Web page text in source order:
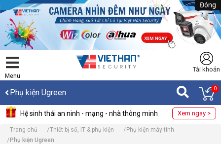
Đóng
Menu
Tài khoản
Phụ kiện Ugreen 0
Hệ sinh thái an ninh - mạng - nhà thông minh Xem ngay >
Trang chủ Thiết bị số, IT & phụ kiện
Phụ kiện máy tính
Phụ kiện Ugreen